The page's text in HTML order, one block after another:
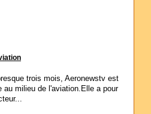
trois mois, Aeronewstv est
au milieu de l'aviation.Elle a pour